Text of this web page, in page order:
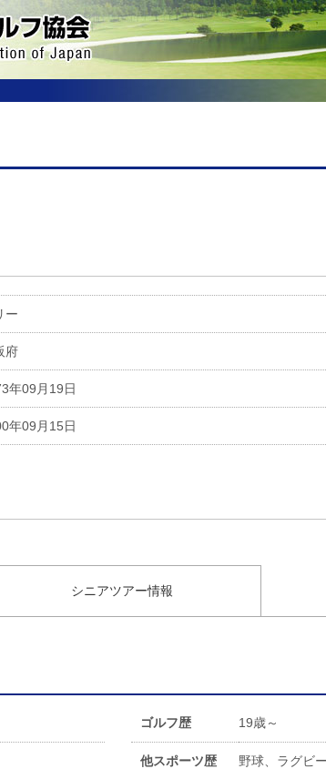
ー
府
年09月19日
年09月15日
シニアツアー情報
ゴルフ歴 19歳～
他スポーツ歴 野球、ラグビ